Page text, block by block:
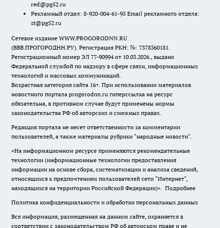
red@pg52.ru
Рекламный отдел: 8-920-004-61-95 Email рекламного отдела:
st@pg52.ru
Сетевое издание WWW.PROGORODNN.RU
(ВВВ.ПРОГОРОДНН.РУ). Регистрация РКН: №: 7378360181.
Регистрационный номер ЭЛ 77-90994 от 10.03.2026., выдано
Федеральной службой по надзору в сфере связи, информационных
технологий и массовых коммуникаций.
Возрастная категория сайта 16+. При использовании материалов
новостного портала progorodnn.ru гиперссылка на ресурс
обязательна, в противном случае будут применены нормы
законодательства РФ об авторских и смежных правах.
Редакция портала не несет ответственности за комментарии
пользователей, а также материалы рубрики "народные новости".
«На информационном ресурсе применяются рекомендательные
технологии (информационные технологии предоставления
информации на основе сбора, систематизации и анализа сведений,
относящихся к предпочтениям пользователей сети "Интернет",
находящихся на территории Российской Федерации)». Подробнее
Политика конфиденциальности и обработки персональных данных
Вся информация, размещенная на данном сайте, охраняется в
соответствии с законодательством РФ об авторском праве и не